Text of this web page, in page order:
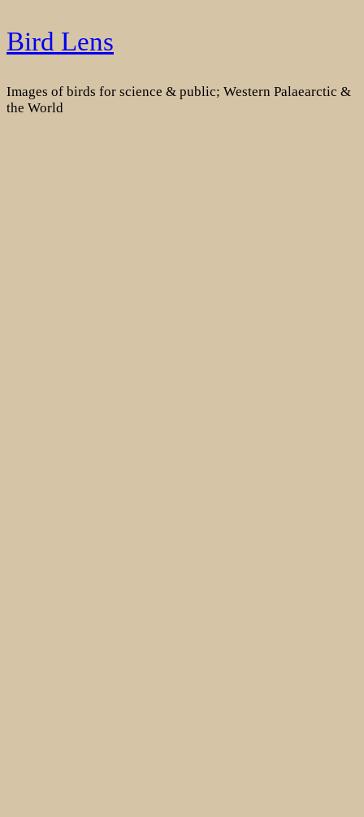
Skip
to
Bird Lens
Images of birds for science & public; Western Palaearctic &
the World